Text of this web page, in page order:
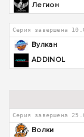
Легион
Серия завершена
Вулкан
ADDINOL
Серия завершена
Волки